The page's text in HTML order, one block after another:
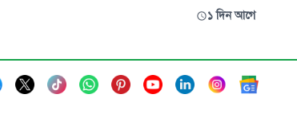
স্লোগান ৪৮ ঘণ্টার মাথায় নিজ উদ্যোগে মুছে
জানিয়েছে, অতি-উৎসাহী কয়েকজন শিক্ষার্থীর
কারণে দেয়াল লিখনের ঘটনা ঘটেছিল
১ দিন আগে